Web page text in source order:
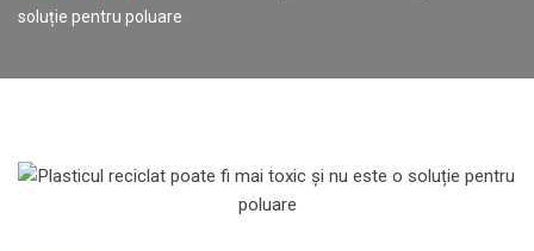
soluție pentru poluare